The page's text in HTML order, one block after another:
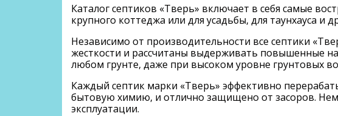
Каталог септиков «Тверь» включает в себя самые
крупного коттеджа или для усадьбы, для таунхауса и
Независимо от производительности все септики
жесткости и рассчитаны выдерживать повышенные
любом грунте, даже при высоком уровне грунтовых
Каждый септик марки «Тверь» эффективно
бытовую химию, и отлично защищено от засоров.
эксплуатации.